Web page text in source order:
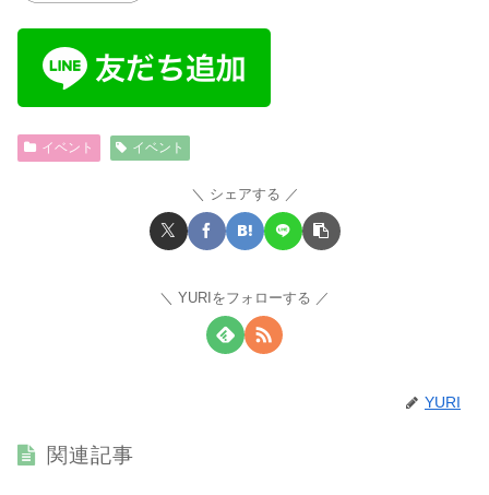
イベント イベント
シェアする
YURIをフォローする
YURI
関連記事